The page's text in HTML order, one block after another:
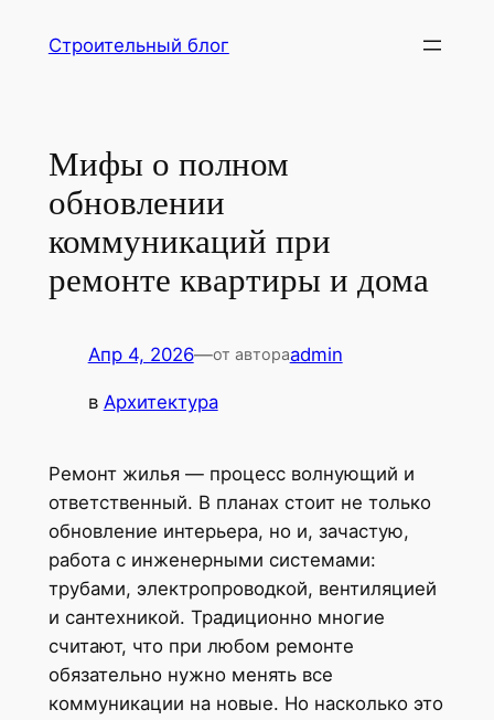
Строительный блог
Мифы о полном
обновлении
коммуникаций при
ремонте квартиры и дома
Апр 4, 2026—от автораadmin
в Архитектура
Ремонт жилья — процесс волнующий и
ответственный. В планах стоит не только
обновление интерьера, но и, зачастую,
работа с инженерными системами:
трубами, электропроводкой, вентиляцией
и сантехникой. Традиционно многие
считают, что при любом ремонте
обязательно нужно менять все
коммуникации на новые. Но насколько это